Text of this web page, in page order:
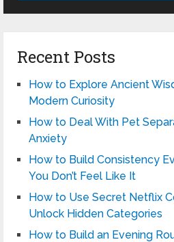
Recent Posts
How to Explore Ancient
Modern Curiosity
How to Deal With Pet
Anxiety
How to Build Consistency
You Don’t Feel Like It
How to Use Secret Netflix
Unlock Hidden Categories
How to Build an Evening